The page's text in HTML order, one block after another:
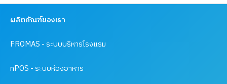
ผลิตภัณฑ์ของเรา
FROMAS - ระบบบริหารโรงแรม
nPOS - ระบบห้องอาหาร